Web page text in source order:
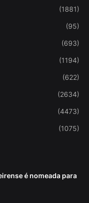
(1881)
(95)
(693)
(1194)
(622)
(2634)
(4473)
(1075)
é nomeada para